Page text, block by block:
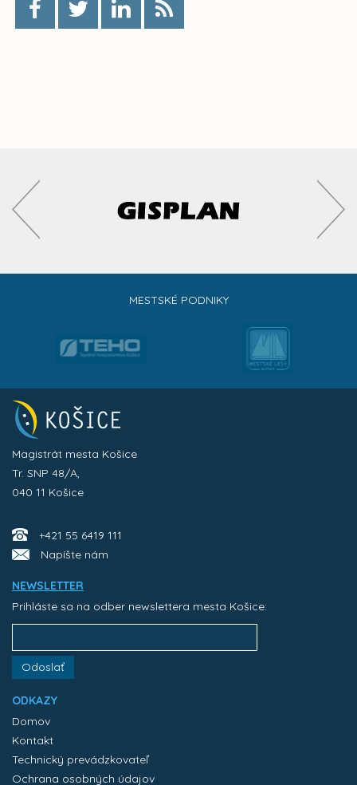
MESTSKÉ PODNIKY
Magistrát mesta Košice
Tr. SNP 48/A,
040 11 Košice
+421 55 6419 111
Napíšte nám
NEWSLETTER
Prihláste sa na odber newslettera mesta Košice:
Odoslať
ODKAZY
Domov
Kontakt
Technický prevádzkovateľ
Ochrana osobných údajov